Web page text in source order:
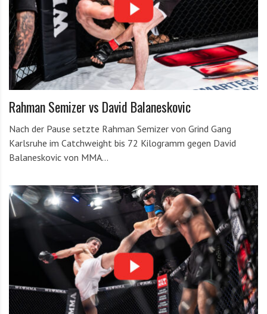
Rahman Semizer vs David Balaneskovic
Nach der Pause setzte Rahman Semizer von Grind Gang
Karlsruhe im Catchweight bis 72 Kilogramm gegen David
Balaneskovic von MMA…